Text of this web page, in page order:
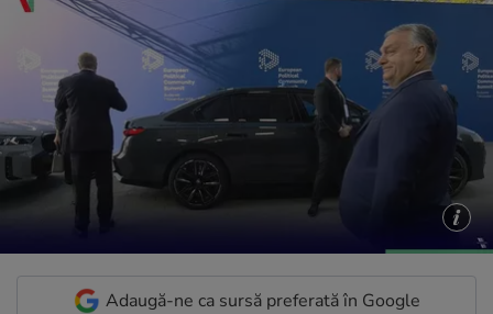
Adaugă-ne ca sursă preferată în Google